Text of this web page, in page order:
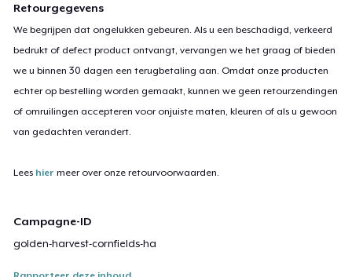
Retourgegevens
We begrijpen dat ongelukken gebeuren. Als u een beschadigd, verkeerd
bedrukt of defect product ontvangt, vervangen we het graag of bieden
we u binnen 30 dagen een terugbetaling aan. Omdat onze producten
echter op bestelling worden gemaakt, kunnen we geen retourzendingen
of omruilingen accepteren voor onjuiste maten, kleuren of als u gewoon
van gedachten verandert.
Lees hier meer over onze retourvoorwaarden.
Campagne-ID
golden-harvest-cornfields-ha